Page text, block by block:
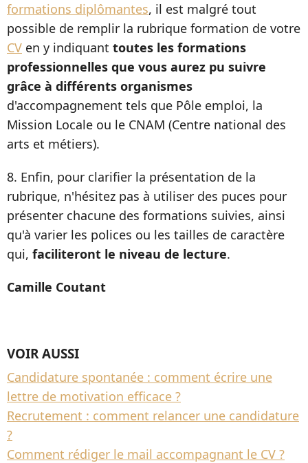
formations diplômantes, il est malgré tout
possible de remplir la rubrique formation de votre
CV en y indiquant toutes les formations
professionnelles que vous aurez pu suivre
grâce à différents organismes
d'accompagnement tels que Pôle emploi, la
Mission Locale ou le CNAM (Centre national des
arts et métiers).
8. Enfin, pour clarifier la présentation de la
rubrique, n'hésitez pas à utiliser des puces pour
présenter chacune des formations suivies, ainsi
qu'à varier les polices ou les tailles de caractère
qui, faciliteront le niveau de lecture.
Camille Coutant
VOIR AUSSI
Candidature spontanée : comment écrire une
lettre de motivation efficace ?
Recrutement : comment relancer une candidature
?
Comment rédiger le mail accompagnant le CV ?